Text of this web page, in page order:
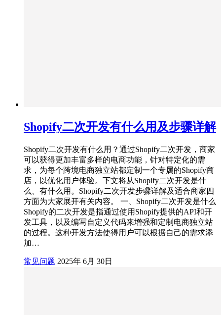
Shopify二次开发有什么用及步骤详解
Shopify二次开发有什么用？通过Shopify二次开发，商家
可以获得更加丰富多样的电商功能，针对特定化的需
求，为每个跨境电商独立站都定制一个专属的Shopify商
店，以优化用户体验。下文将从Shopify二次开发是什
么、有什么用。Shopify二次开发步骤详解及适合商家四
方面为大家展开有关内容。 一、Shopify二次开发是什么
Shopify的二次开发是指通过使用Shopify提供的API和开
发工具，以及编写自定义代码来增强和定制电商独立站
的过程。这种开发方法使得用户可以根据自己的需求添
加…
常见问题 2025年 6月 30日